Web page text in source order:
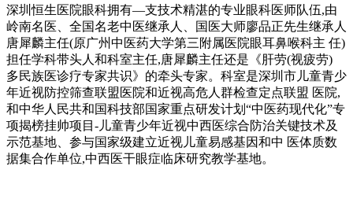
深圳恒生医院眼科拥有—支技术精湛的专业眼科医师队伍,由
岭南名医、全国名老中医继承人、国医大师廖品正先生继承人
唐犀麟主任(原广州中医药大学第三附属医院眼耳鼻喉科主 任)
担任学科带头人和科室主任,唐犀麟主任还是《肝劳(视疲劳)
多民族医诊疗专家共识》的牵头专家。科室是深圳市儿童青少
年近视防控筛查联盟医院和近视高危人群检查定点联盟 医院,
和中华人民共和国科技部国家重点研发计划“中医药现代化”专
项揭榜挂帅项目-儿童青少年近视中西医综合防治关键技术及
示范基地、参与国家级建立近视儿童易感基因和中 医体质数
据集合作单位,中西医干眼症临床研究教学基地。